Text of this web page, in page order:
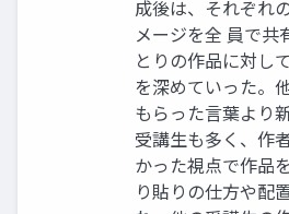
成後は、それぞれ
メージを全 員で共
とりの作品に対し
を深めていった。
もらった言葉より
受講生も多く、作
かった視点で作品
り貼りの仕方や配